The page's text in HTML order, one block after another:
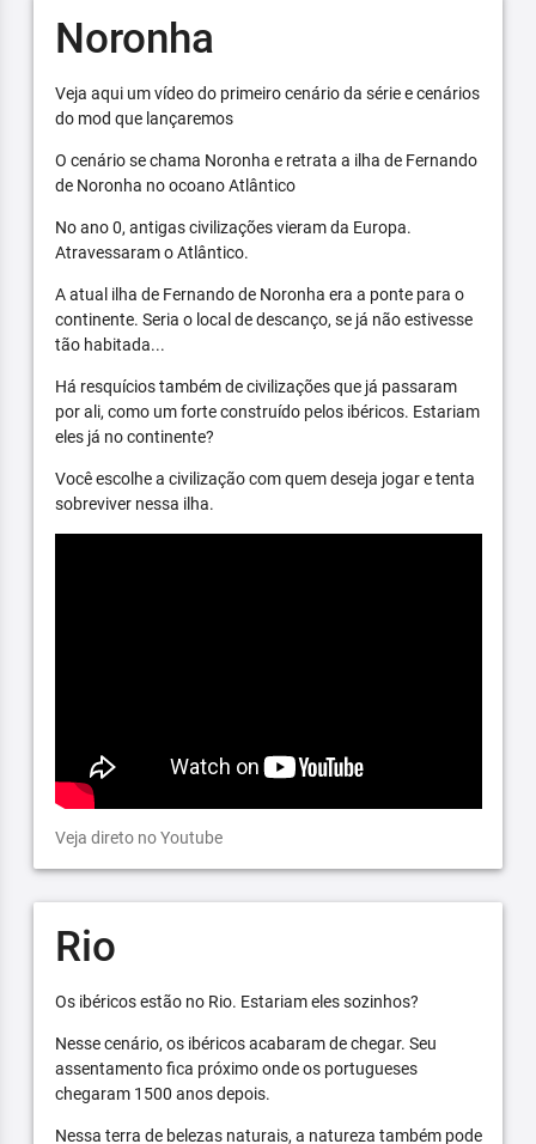
Noronha
Veja aqui um vídeo do primeiro cenário da série e cenários
do mod que lançaremos
O cenário se chama Noronha e retrata a ilha de Fernando
de Noronha no ocoano Atlântico
No ano 0, antigas civilizações vieram da Europa.
Atravessaram o Atlântico.
A atual ilha de Fernando de Noronha era a ponte para o
continente. Seria o local de descanço, se já não estivesse
tão habitada...
Há resquícios também de civilizações que já passaram
por ali, como um forte construído pelos ibéricos. Estariam
eles já no continente?
Você escolhe a civilização com quem deseja jogar e tenta
sobreviver nessa ilha.
Veja direto no Youtube
Rio
Os ibéricos estão no Rio. Estariam eles sozinhos?
Nesse cenário, os ibéricos acabaram de chegar. Seu
assentamento fica próximo onde os portugueses
chegaram 1500 anos depois.
Nessa terra de belezas naturais, a natureza também pode